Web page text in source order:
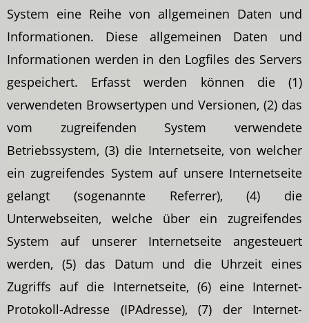
System eine Reihe von allgemeinen Daten und
Informationen. Diese allgemeinen Daten und
Informationen werden in den Logfiles des Servers
gespeichert. Erfasst werden können die (1)
verwendeten Browsertypen und Versionen, (2) das
vom zugreifenden System verwendete
Betriebssystem, (3) die Internetseite, von welcher
ein zugreifendes System auf unsere Internetseite
gelangt (sogenannte Referrer), (4) die
Unterwebseiten, welche über ein zugreifendes
System auf unserer Internetseite angesteuert
werden, (5) das Datum und die Uhrzeit eines
Zugriffs auf die Internetseite, (6) eine Internet-
Protokoll-Adresse (IPAdresse), (7) der Internet-